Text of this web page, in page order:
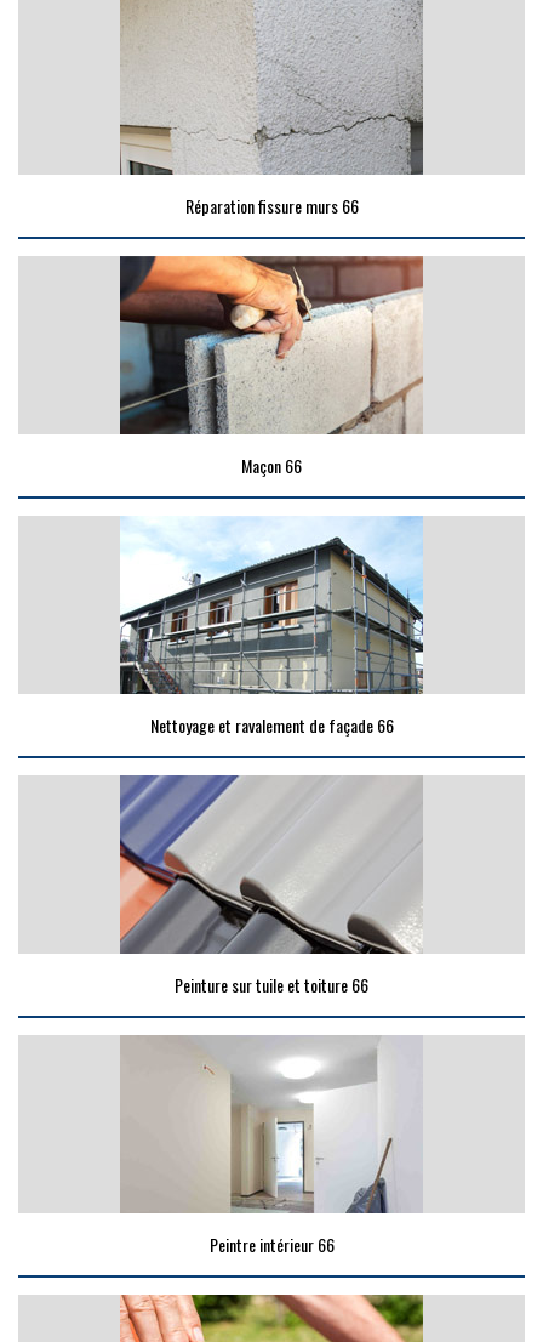
Réparation fissure murs 66
Maçon 66
Nettoyage et ravalement de façade 66
Peinture sur tuile et toiture 66
Peintre intérieur 66